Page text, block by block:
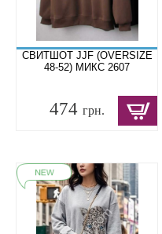
СВИТШОТ JJF (OVERSIZE
48-52) МИКС 2607
474 грн.